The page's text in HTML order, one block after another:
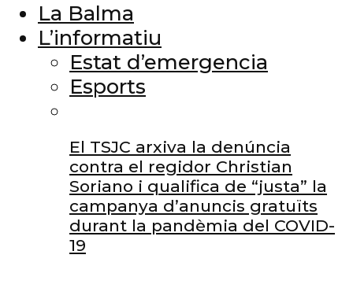
La Balma
L’informatiu
Estat d’emergencia
Esports
El TSJC arxiva la denúncia
contra el regidor Christian
Soriano i qualifica de “justa” la
campanya d’anuncis gratuïts
durant la pandèmia del COVID-
19